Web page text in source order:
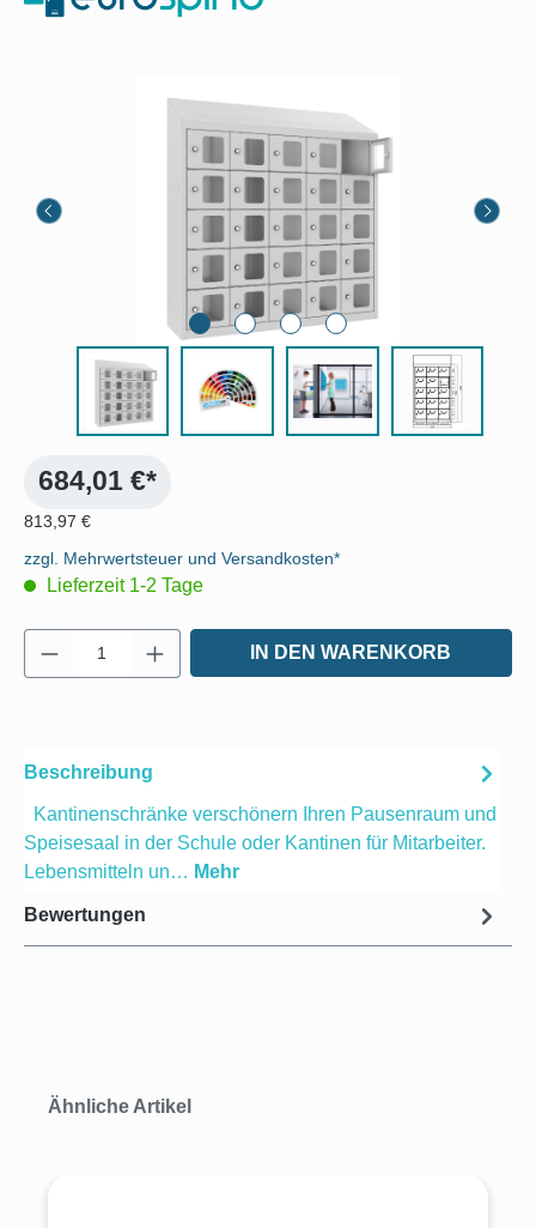
684,01 €*
813,97 €
zzgl. Mehrwertsteuer und Versandkosten*
Lieferzeit 1-2 Tage
Produkt Anzahl: Gib den gewünschten
IN DEN WARENKORB
Beschreibung
Kantinenschränke verschönern Ihren Pausenraum und
Speisesaal in der Schule oder Kantinen für Mitarbeiter.
Lebensmitteln un… Mehr
Bewertungen
Produktgalerie überspringen
Ähnliche Artikel